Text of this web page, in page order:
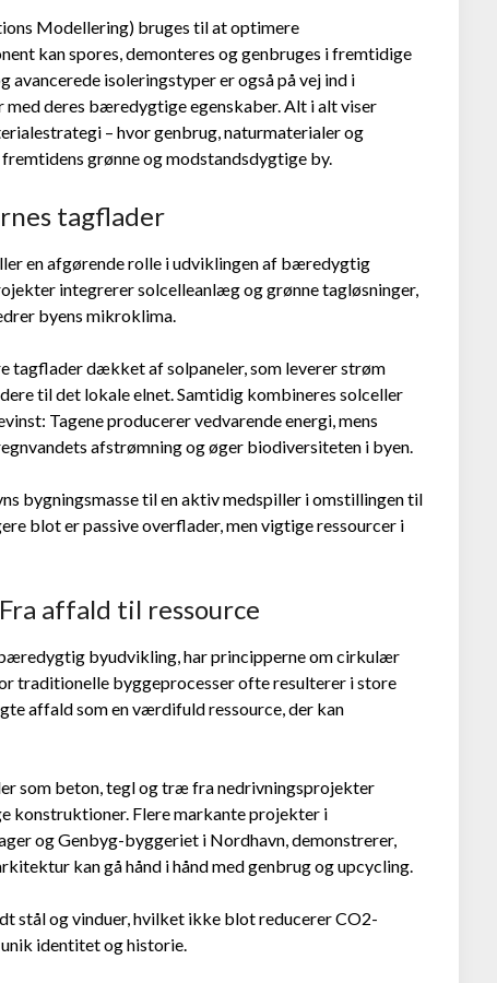
Modellering) bruges til at optimere
kan spores, demonteres og genbruges i fremtidige
isoleringstyper er også på vej ind i
deres bæredygtige egenskaber. Alt i alt viser
– hvor genbrug, naturmaterialer og
grønne og modstandsdygtige by.
tagflader
en afgørende rolle i udviklingen af bæredygtig
integrerer solcelleanlæg og grønne tagløsninger,
byens mikroklima.
tagflader dækket af solpaneler, som leverer strøm
til det lokale elnet. Samtidig kombineres solceller
Tagene producerer vedvarende energi, mens
afstrømning og øger biodiversiteten i byen.
bygningsmasse til en aktiv medspiller i omstillingen til
blot er passive overflader, men vigtige ressourcer i
affald til ressource
byudvikling, har principperne om cirkulær
traditionelle byggeprocesser ofte resulterer i store
affald som en værdifuld ressource, der kan
som beton, tegl og træ fra nedrivningsprojekter
konstruktioner. Flere markante projekter i
og Genbyg-byggeriet i Nordhavn, demonstrerer,
kan gå hånd i hånd med genbrug og upcycling.
stål og vinduer, hvilket ikke blot reducerer CO2-
identitet og historie.